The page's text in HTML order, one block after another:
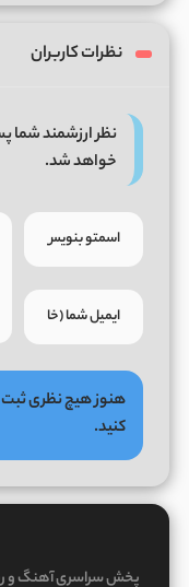
نظرات کاربران
نظر ارزشمند شما
خواهد شد.
هنوز هیچ نظری ثبت
کنید.
پخش سراسری آهنگ و